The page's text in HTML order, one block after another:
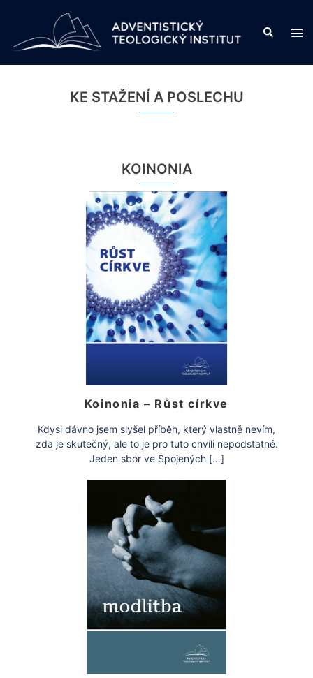
content
Search
KE STAŽENÍ A POSLECHU
KOINONIA
Koinonia – Růst církve
Kdysi dávno jsem slyšel příběh, který vlastně nevím,
zda je skutečný, ale to je pro tuto chvíli nepodstatné.
Jeden sbor ve Spojených […]